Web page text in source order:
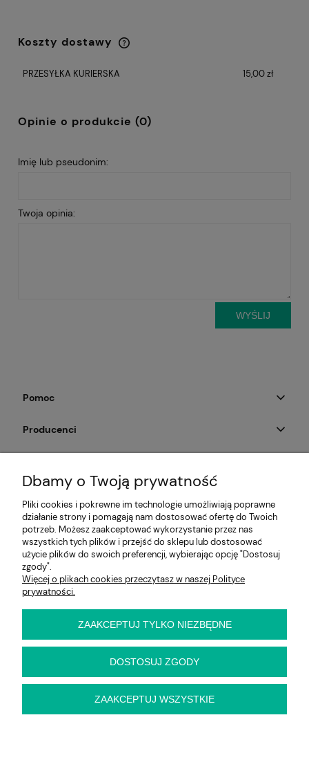
Koszty dostawy
Cena nie zawiera ewentualnych kosztów
PRZESYŁKA KURIERSKA
15,00 zł
Opinie o produkcie (0)
Imię lub pseudonim:
Twoja opinia:
WYŚLIJ
Pomoc
Producenci
Informacje
E-KRZESŁO
Biuro handlowe (bez ekspozycji). Prosimy o wcześniejszy
kontakt przed wizytą
ul. Cynamonowa 2,
woj. dolnośląskie
22 22 82 046,
biuro@e-krzeslo.com.pl
Dbamy o Twoją prywatność
Pliki cookies i pokrewne im technologie umożliwiają poprawne
działanie strony i pomagają nam dostosować ofertę do Twoich
potrzeb. Możesz zaakceptować wykorzystanie przez nas
wszystkich tych plików i przejść do sklepu lub dostosować
użycie plików do swoich preferencji, wybierając opcję "Dostosuj
zgody".
Więcej o plikach cookies przeczytasz w naszej Polityce
prywatności.
ZAAKCEPTUJ TYLKO NIEZBĘDNE
DOSTOSUJ ZGODY
ZAAKCEPTUJ WSZYSTKIE